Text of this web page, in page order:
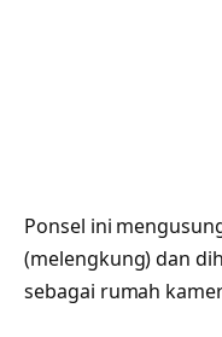
Ponsel ini
(melengkung) dan
sebagai rumah